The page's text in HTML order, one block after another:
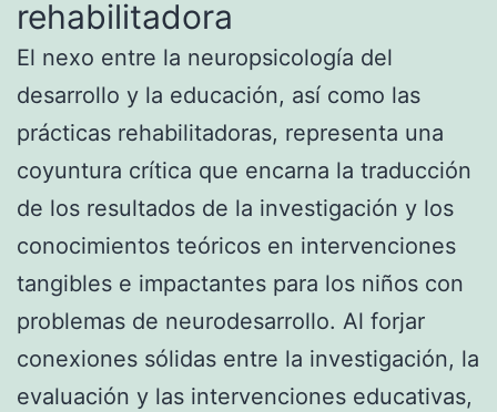
rehabilitadora
El nexo entre la neuropsicología del
desarrollo y la educación, así como las
prácticas rehabilitadoras, representa una
coyuntura crítica que encarna la traducción
de los resultados de la investigación y los
conocimientos teóricos en intervenciones
tangibles e impactantes para los niños con
problemas de neurodesarrollo. Al forjar
conexiones sólidas entre la investigación, la
evaluación y las intervenciones educativas,